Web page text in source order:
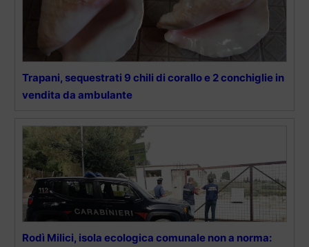
Trapani, sequestrati 9 chili di corallo e 2 conchiglie in
vendita da ambulante
Rodì Milici, isola ecologica comunale non a norma: